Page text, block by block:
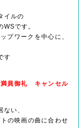
イルの
です。
プワークを中心に、
す
員御礼 キャンセル
い、
の映画の曲に合わせ